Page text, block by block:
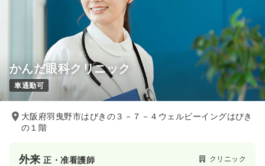
かんだ眼科クリニック
車通勤可
大阪府羽曳野市はびきの３－７－４ウェルビーイングはびき
の１階
外来正・准看護師 クリニック